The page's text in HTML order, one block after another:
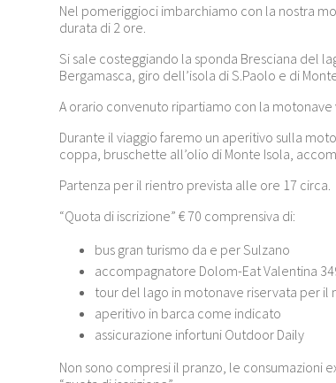
Nel pomeriggioci imbarchiamo con la nostra
durata di 2 ore.
Si sale costeggiando la sponda Bresciana del
Bergamasca, giro dell’isola di S.Paolo e di
A orario convenuto ripartiamo con la motonave
Durante il viaggio faremo un aperitivo sulla
coppa, bruschette all’olio di Monte Isola,
Partenza per il rientro prevista alle ore 17 circa.
“Quota di iscrizione” € 70 comprensiva di:
bus gran turismo da e per Sulzano
accompagnatore Dolom-Eat Valentina
tour del lago in motonave riservata per il
aperitivo in barca come indicato
assicurazione infortuni Outdoor Daily
Non sono compresi il pranzo, le consumazioni